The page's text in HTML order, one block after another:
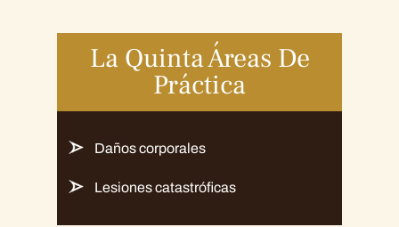
La Quinta Áreas De
Práctica
Daños corporales
Lesiones catastróficas